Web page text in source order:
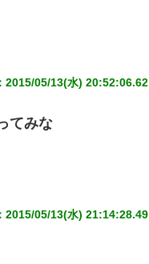
んな完璧な容姿を持っ
：2015/05/13(水)
てみな
：2015/05/13(水)